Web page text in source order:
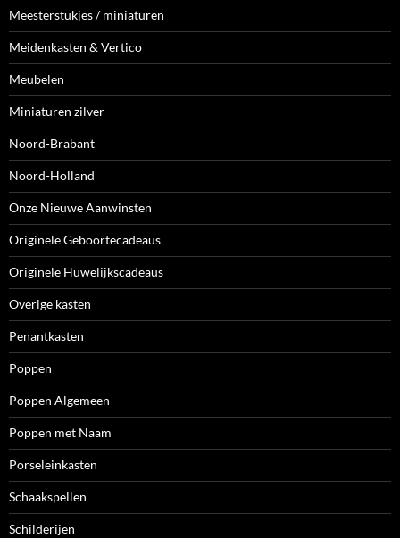
Meesterstukjes / miniaturen
Meidenkasten & Vertico
Meubelen
Miniaturen zilver
Noord-Brabant
Noord-Holland
Onze Nieuwe Aanwinsten
Originele Geboortecadeaus
Originele Huwelijkscadeaus
Overige kasten
Penantkasten
Poppen
Poppen Algemeen
Poppen met Naam
Porseleinkasten
Schaakspellen
Schilderijen